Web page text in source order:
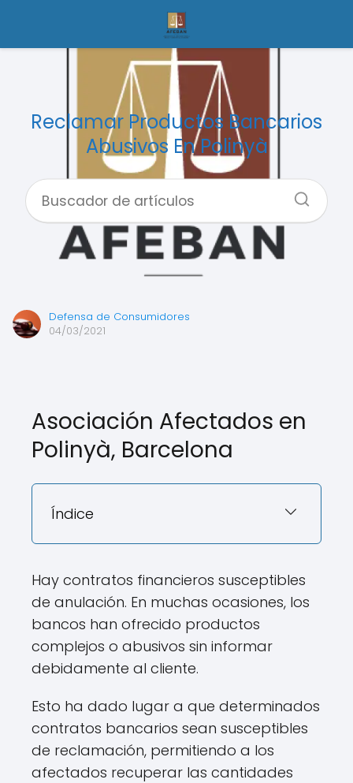
Reclamar Productos Bancarios
Abusivos En Polinyà
Defensa de Consumidores
04/03/2021
Asociación Afectados en
Polinyà, Barcelona
Índice
Hay contratos financieros susceptibles
de anulación. En muchas ocasiones, los
bancos han ofrecido productos
complejos o abusivos sin informar
debidamente al cliente.
Esto ha dado lugar a que determinados
contratos bancarios sean susceptibles
de reclamación, permitiendo a los
afectados recuperar las cantidades